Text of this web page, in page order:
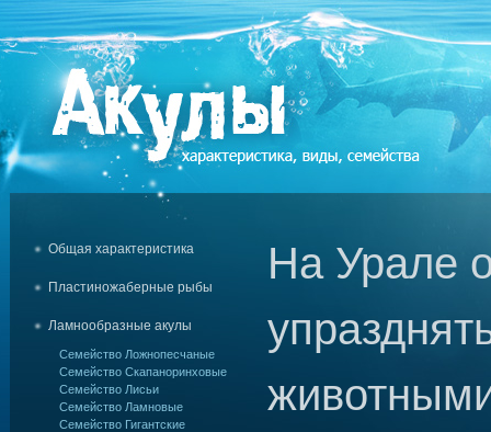
Общая характеристика
Пластиножаберные рыбы
Ламнообразные акулы
Семейство Ложнопесчаные
Семейство Скапаноринховые
Семейство Лисьи
Семейство Ламновые
Семейство Гигантские
На Урале